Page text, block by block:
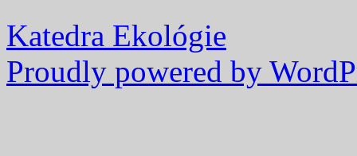
Katedra Ekológie
Proudly powered by